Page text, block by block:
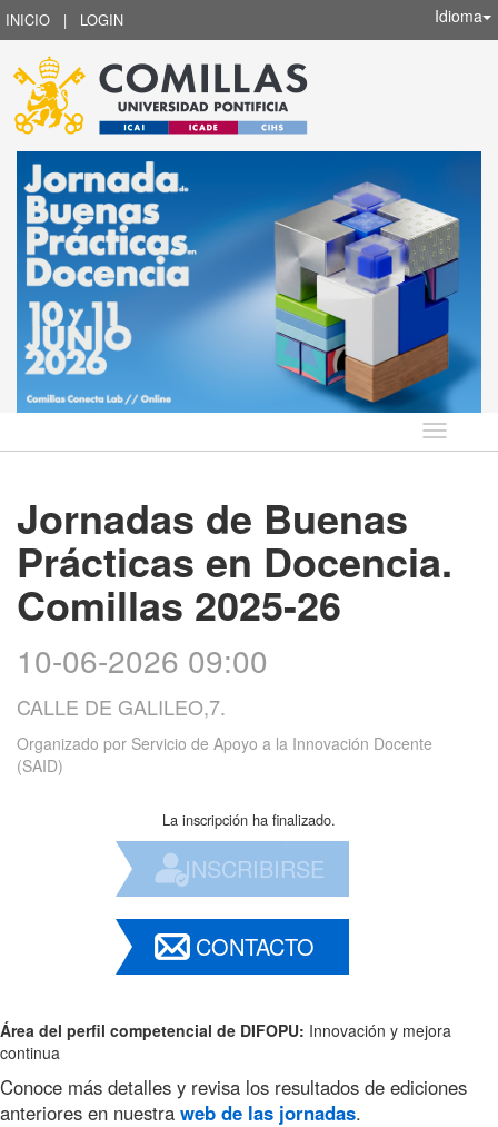
INICIO | LOGIN Idioma
Idioma
Jornadas de Buenas
Prácticas en Docencia.
Comillas 2025-26
10-06-2026 09:00
CALLE DE GALILEO,7.
Organizado por Servicio de Apoyo a la Innovación Docente
(SAID)
La inscripción ha finalizado.
INSCRIBIRSE
CONTACTO
Área del perfil competencial de DIFOPU: Innovación y mejora
continua
Conoce más detalles y revisa los resultados de ediciones
anteriores en nuestra web de las jornadas.